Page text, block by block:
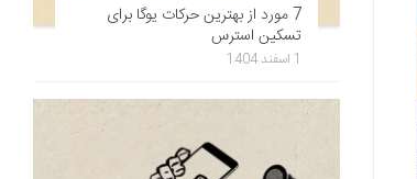
7 مورد از بهترین حرکات یوگا برای
تسکین استرس
1 اسفند 1404